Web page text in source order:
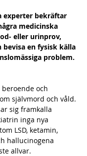
experter bekräftar
medicinska
eller urinprov,
bevisa en fysisk källa
problem.
och
självmord och våld.
sig framkalla
inga nya
LSD, ketamin,
hallucinogena
allvar.